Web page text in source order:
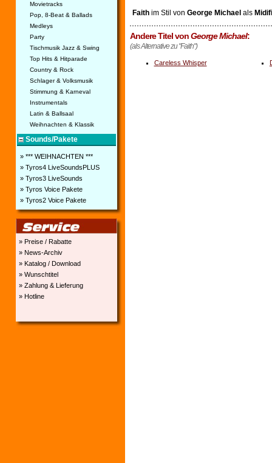
Movietracks
Pop, 8-Beat & Ballads
Medleys
Party
Tischmusik Jazz & Swing
Top Hits & Hitparade
Country & Rock
Schlager & Volksmusik
Stimmung & Karneval
Instrumentals
Latin & Ballsaal
Weihnachten & Klassik
Sounds/Pakete
» *** WEIHNACHTEN ***
» Tyros4 LiveSoundsPLUS
» Tyros3 LiveSounds
» Tyros Voice Pakete
» Tyros2 Voice Pakete
» Preise / Rabatte
» News-Archiv
» Katalog / Download
» Wunschtitel
» Zahlung & Lieferung
» Hotline
Faithim Stil von George Michaelals
Andere Titel vonGeorge Michael:
(als Alternative zu "Faith")
Careless Whisper